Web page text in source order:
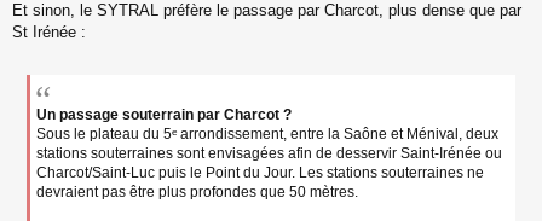
o
n
Et sinon, le SYTRAL préfère le passage par Charcot, plus dense que par
St Irénée :
Un passage souterrain par Charcot ?
Sous le plateau du 5ᵉ arrondissement, entre la Saône et Ménival, deux
stations souterraines sont envisagées afin de desservir Saint-Irénée ou
Charcot/Saint-Luc puis le Point du Jour. Les stations souterraines ne
devraient pas être plus profondes que 50 mètres.